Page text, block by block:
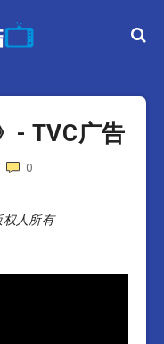
- TVC广告
0
人所有